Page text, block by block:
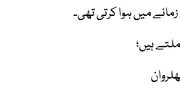
میں ہوا کرتی تھی۔
ہیں؛